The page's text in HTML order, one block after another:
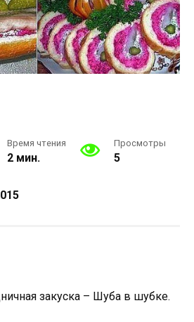
Время чтения
2 мин.
Просмотры
5
закуска – Шуба в шубке.